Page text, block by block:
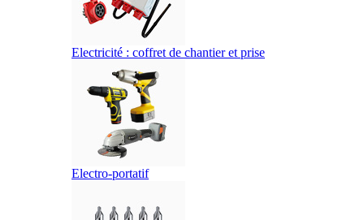
Electricité : coffret de chantier et prise
Electro-portatif